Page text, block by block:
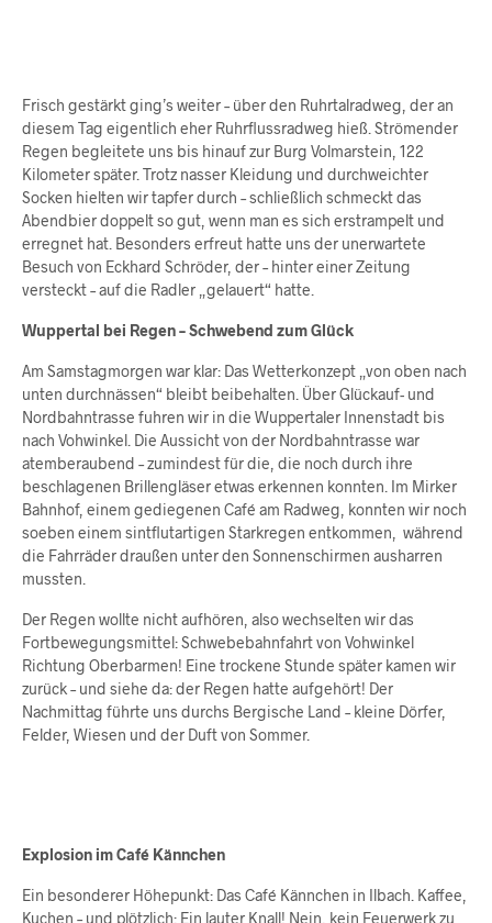
Frisch gestärkt ging’s weiter – über den Ruhrtalradweg, der an
diesem Tag eigentlich eher Ruhrflussradweg hieß. Strömender
Regen begleitete uns bis hinauf zur Burg Volmarstein, 122
Kilometer später. Trotz nasser Kleidung und durchweichter
Socken hielten wir tapfer durch – schließlich schmeckt das
Abendbier doppelt so gut, wenn man es sich erstrampelt und
erregnet hat. Besonders erfreut hatte uns der unerwartete
Besuch von Eckhard Schröder, der – hinter einer Zeitung
versteckt – auf die Radler „gelauert“ hatte.
Wuppertal bei Regen – Schwebend zum Glück
Am Samstagmorgen war klar: Das Wetterkonzept „von oben nach
unten durchnässen“ bleibt beibehalten. Über Glückauf- und
Nordbahntrasse fuhren wir in die Wuppertaler Innenstadt bis
nach Vohwinkel. Die Aussicht von der Nordbahntrasse war
atemberaubend – zumindest für die, die noch durch ihre
beschlagenen Brillengläser etwas erkennen konnten. Im Mirker
Bahnhof, einem gediegenen Café am Radweg, konnten wir noch
soeben einem sintflutartigen Starkregen entkommen, während
die Fahrräder draußen unter den Sonnenschirmen ausharren
mussten.
Der Regen wollte nicht aufhören, also wechselten wir das
Fortbewegungsmittel: Schwebebahnfahrt von Vohwinkel
Richtung Oberbarmen! Eine trockene Stunde später kamen wir
zurück – und siehe da: der Regen hatte aufgehört! Der
Nachmittag führte uns durchs Bergische Land – kleine Dörfer,
Felder, Wiesen und der Duft von Sommer.
Explosion im Café Kännchen
Ein besonderer Höhepunkt: Das Café Kännchen in Ilbach. Kaffee,
Kuchen – und plötzlich: Ein lauter Knall! Nein, kein Feuerwerk zu